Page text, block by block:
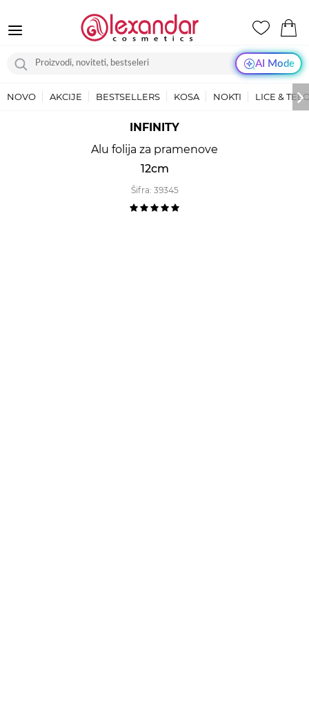
AI Mode
NOVO AKCIJE BESTSELLERS KOSA NOKTI LICE &
INFINITY
Alu folija za pramenove
12cm
Šifra: 39345